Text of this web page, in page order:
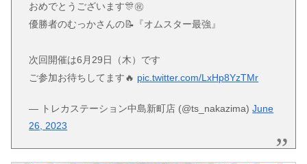
おめでとうございます🎊㊗️
優勝者のむっかさんの📝『オムスター最強』
次回開催は6月29日（木）です
ご参加お待ちしてます🔥 pic.twitter.com/LxHp8YzTMr
— トレカステーション中島新町店 (@ts_nakazima)June
26, 2023